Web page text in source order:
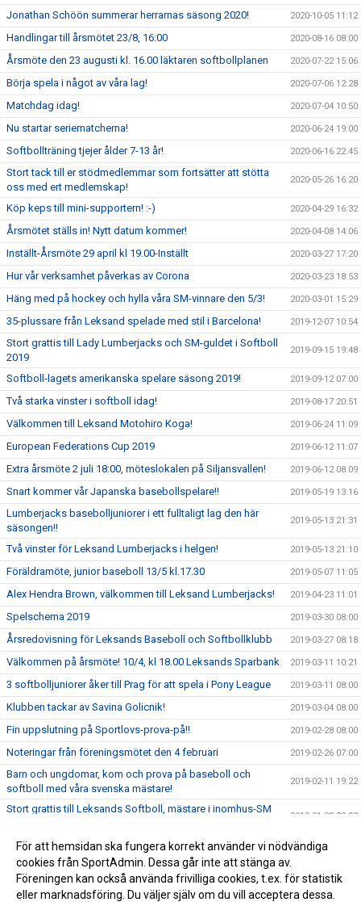
Jonathan Schöön summerar herrarnas säsong 2020! 2020-10-05 11:12
Handlingar till årsmötet 23/8, 16:00 2020-08-16 08:00
Årsmöte den 23 augusti kl. 16.00 läktaren softbollplanen 2020-07-22 15:06
Börja spela i något av våra lag! 2020-07-06 12:28
Matchdag idag! 2020-07-04 10:50
Nu startar seriematcherna! 2020-06-24 19:00
Softbollträning tjejer ålder 7-13 år! 2020-06-16 22:45
Stort tack till er stödmedlemmar som fortsätter att stötta
oss med ert medlemskap!
2020-05-26 16:20
Köp keps till mini-supportern! :-) 2020-04-29 16:32
Årsmötet ställs in! Nytt datum kommer! 2020-04-08 14:06
Inställt-Årsmöte 29 april kl 19.00-Inställt 2020-03-27 17:20
Hur vår verksamhet påverkas av Corona 2020-03-23 18:53
Häng med på hockey och hylla våra SM-vinnare den 5/3! 2020-03-01 15:29
35-plussare från Leksand spelade med stil i Barcelona! 2019-12-07 10:54
Stort grattis till Lady Lumberjacks och SM-guldet i Softboll
2019
2019-09-15 19:48
Softboll-lagets amerikanska spelare säsong 2019! 2019-09-12 07:00
Två starka vinster i softboll idag! 2019-08-17 20:51
Välkommen till Leksand Motohiro Koga! 2019-06-24 11:09
European Federations Cup 2019 2019-06-12 11:07
Extra årsmöte 2 juli 18:00, möteslokalen på Siljansvallen! 2019-06-12 08:09
Snart kommer vår Japanska basebollspelare!! 2019-05-19 13:16
Lumberjacks basebolljuniorer i ett fulltaligt lag den här
säsongen!!
2019-05-13 21:31
Två vinster för Leksand Lumberjacks i helgen! 2019-05-13 21:10
Föräldramöte, junior baseboll 13/5 kl.17.30 2019-05-07 11:05
Alex Hendra Brown, välkommen till Leksand Lumberjacks! 2019-04-23 11:01
Spelschema 2019 2019-03-30 08:00
Årsredovisning för Leksands Baseboll och Softbollklubb 2019-03-27 08:18
Välkommen på årsmöte! 10/4, kl 18.00 Leksands Sparbank 2019-03-11 10:21
3 softbolljuniorer åker till Prag för att spela i Pony League 2019-03-11 08:00
Klubben tackar av Savina Golicnik! 2019-03-04 08:00
Fin uppslutning på Sportlovs-prova-på!! 2019-02-28 08:00
Noteringar från föreningsmötet den 4 februari 2019-02-26 07:00
Barn och ungdomar, kom och prova på baseboll och
softboll med våra svenska mästare!
2019-02-11 19:22
Stort grattis till Leksands Softboll, mästare i inomhus-SM
2019-01-28 22:03
Välkommen på föreningsmöte 4 februari kl.18.00 2019-01-17 15:48
Aktuella träningstider Baseboll Junior och Senior! 2019-01-15 10:52
För att hemsidan ska fungera korrekt använder vi nödvändiga
cookies från SportAdmin. Dessa går inte att stänga av.
Föreningen kan också använda frivilliga cookies, t.ex. för statistik
eller marknadsföring. Du väljer själv om du vill acceptera dessa.